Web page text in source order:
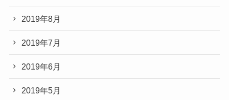
2019年8月
2019年7月
2019年6月
2019年5月